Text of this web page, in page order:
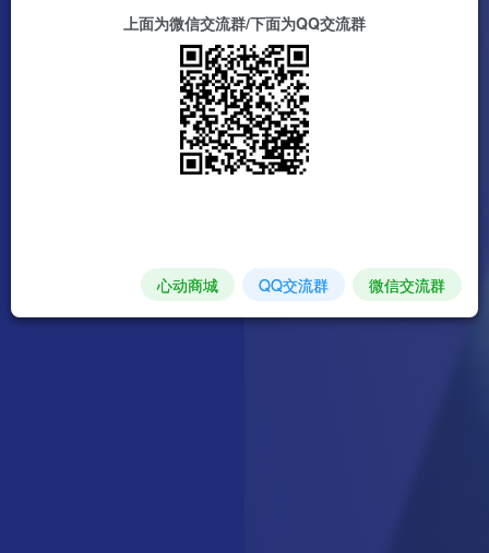
上面为微信交流群/下面为QQ交流群
心动商城 QQ交流群 微信交流群